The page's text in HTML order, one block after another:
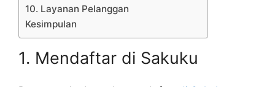
10. Layanan Pelanggan
Kesimpulan
1. Mendaftar di Sakuku